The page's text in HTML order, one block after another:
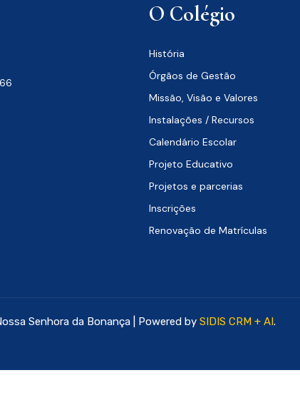
O Colégio
História
Órgãos de Gestão
Missão, Visão e Valores
Instalações / Recursos
Calendário Escolar
Projeto Educativo
Projetos e parcerias
Inscrições
Renovação de Matrículas
Senhora da Bonança | Powered by SIDIS CRM + AI.